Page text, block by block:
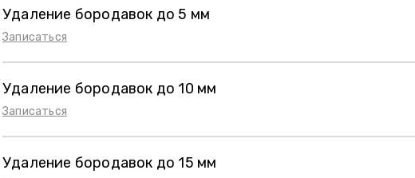
Удаление бородавок до 5 мм
Записаться
Удаление бородавок до 10 мм
Записаться
Удаление бородавок до 15 мм